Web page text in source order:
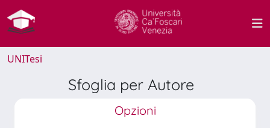
UNITesi
Sfoglia per Autore
Opzioni